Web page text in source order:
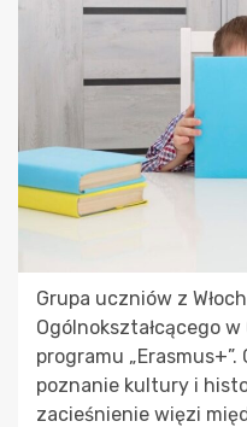
Grupa uczniów z
Ogólnokształcącego
programu
poznanie kultury i
zacieśnienie więzi